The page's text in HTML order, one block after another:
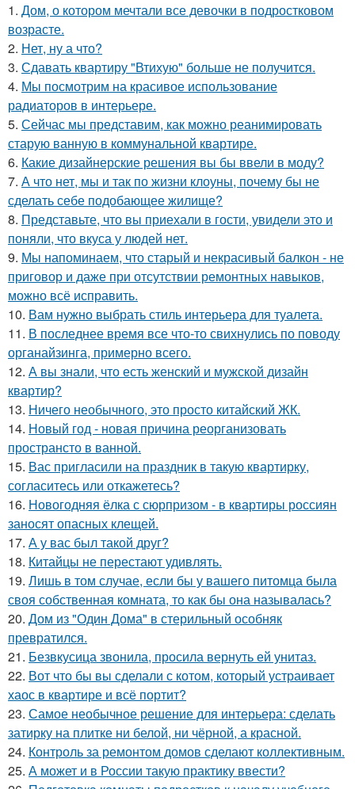
1. Дом, о котором мечтали все девочки в подростковом
возрасте.
2. Нет, ну а что?
3. Сдавать квартиру "Втихую" больше не получится.
4. Мы посмотрим на красивое использование
радиаторов в интерьере.
5. Сейчас мы представим, как можно реанимировать
старую ванную в коммунальной квартире.
6. Какие дизайнерские решения вы бы ввели в моду?
7. А что нет, мы и так по жизни клоуны, почему бы не
сделать себе подобающее жилище?
8. Представьте, что вы приехали в гости, увидели это и
поняли, что вкуса у людей нет.
9. Мы напоминаем, что старый и некрасивый балкон - не
приговор и даже при отсутствии ремонтных навыков,
можно всё исправить.
10. Вам нужно выбрать стиль интерьера для туалета.
11. В последнее время все что-то свихнулись по поводу
органайзинга, примерно всего.
12. А вы знали, что есть женский и мужской дизайн
квартир?
13. Ничего необычного, это просто китайский ЖК.
14. Новый год - новая причина реорганизовать
пространсто в ванной.
15. Вас пригласили на праздник в такую квартирку,
согласитесь или откажетесь?
16. Новогодняя ёлка с сюрпризом - в квартиры россиян
заносят опасных клещей.
17. А у вас был такой друг?
18. Китайцы не перестают удивлять.
19. Лишь в том случае, если бы у вашего питомца была
своя собственная комната, то как бы она называлась?
20. Дом из "Один Дома" в стерильный особняк
превратился.
21. Безвкусица звонила, просила вернуть ей унитаз.
22. Вот что бы вы сделали с котом, который устраивает
хаос в квартире и всё портит?
23. Самое необычное решение для интерьера: сделать
затирку на плитке ни белой, ни чёрной, а красной.
24. Контроль за ремонтом домов сделают коллективным.
25. А может и в России такую практику ввести?